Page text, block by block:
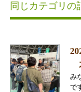
同じカテゴリの
み
で